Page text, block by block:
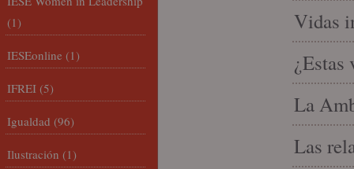
Vidas
¿Estas
La
Las
(1)
IESEonline (1)
IFREI (5)
Igualdad (96)
Ilustración (1)